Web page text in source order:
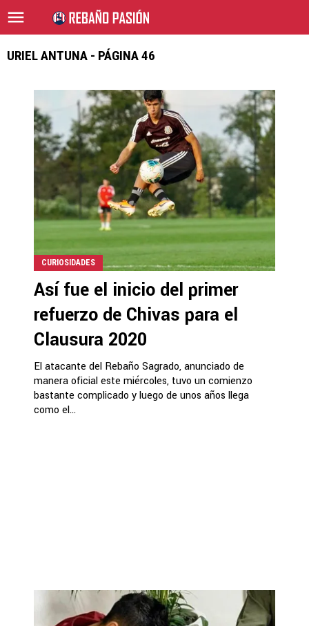
URIEL ANTUNA - PÁGINA 46
CURIOSIDADES
Así fue el inicio del primer
refuerzo de Chivas para el
Clausura 2020
El atacante del Rebaño Sagrado, anunciado de
manera oficial este miércoles, tuvo un comienzo
bastante complicado y luego de unos años llega
como el...